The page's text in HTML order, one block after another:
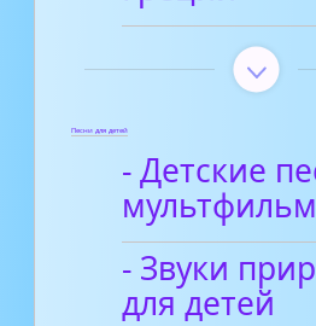
Песни для детей
- Детские
- Звуки
для детей